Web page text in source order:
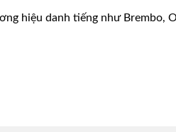
hiệu danh tiếng như